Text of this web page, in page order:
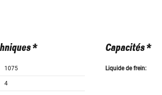
*
1075
4
Capacités *
Liquide de frein: